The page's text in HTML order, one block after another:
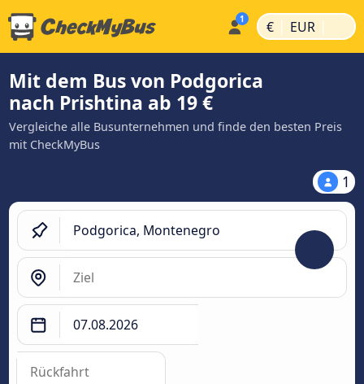
€ | EUR |
Mit dem Bus von Podgorica
nach Prishtina ab 19 €
Vergleiche alle Busunternehmen und finde den besten Preis
mit CheckMyBus
1